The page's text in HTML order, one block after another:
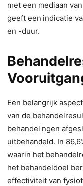
met een mediaan
geeft een indicatie
en -duur.
Een belangrijk
van de
behandelingen
uitbehandeld. In
waarin het
het behandeldoel
effectiviteit van